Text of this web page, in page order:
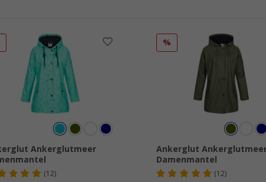
Ankerglutmeer
(12)
%
Ankerglut
Damenmantel
(12)